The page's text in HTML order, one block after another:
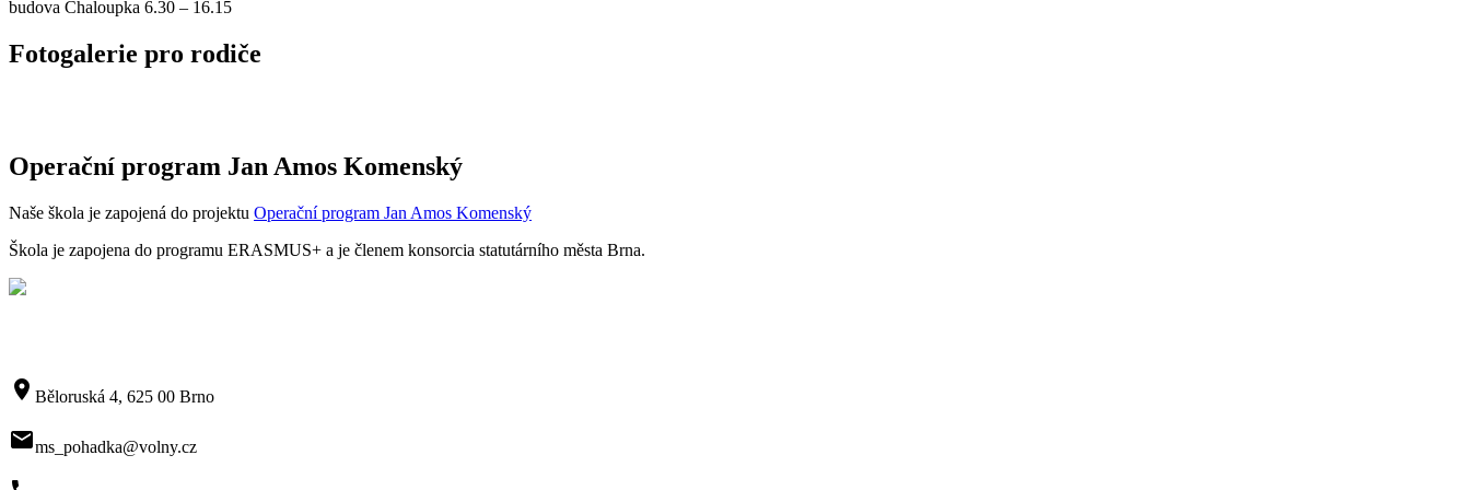
budova Chaloupka 6.30 – 16.15
Fotogalerie pro rodiče
Operační program Jan Amos Komenský
Naše škola je zapojená do projektu Operační program Jan Amos Komenský
Škola je zapojena do programu ERASMUS+ a je členem konsorcia statutárního města Brna.
room Běloruská 4, 625 00 Brno
mailms_pohadka@volny.cz